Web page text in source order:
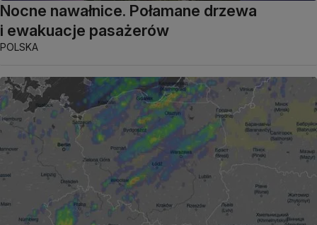
Nocne nawałnice. Połamane drzewa
i ewakuacje pasażerów
POLSKA